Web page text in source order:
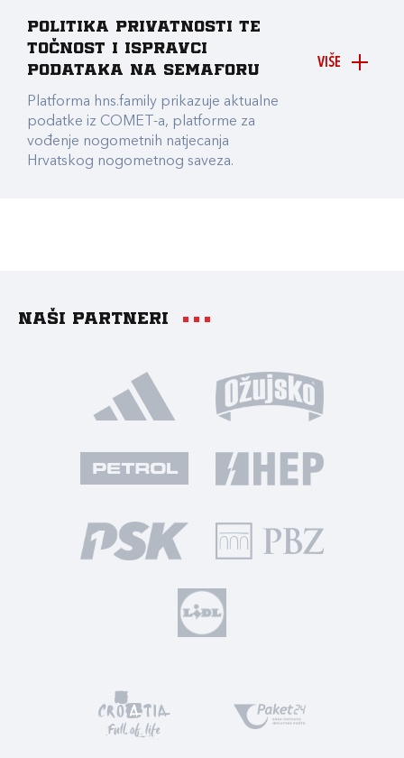
VIŠE
Politika privatnosti te
točnost i ispravci
podataka na Semaforu
Platforma hns.family prikazuje aktualne
podatke iz COMET-a, platforme za
vođenje nogometnih natjecanja
Hrvatskog nogometnog saveza.
Naši partneri